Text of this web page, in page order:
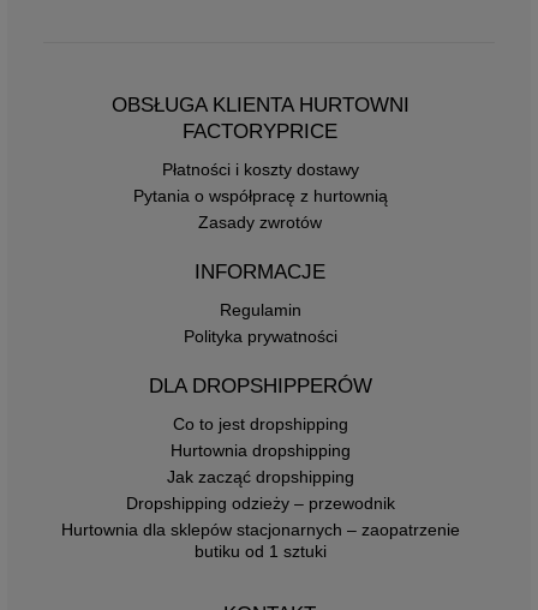
OBSŁUGA KLIENTA HURTOWNI
FACTORYPRICE
Płatności i koszty dostawy
Pytania o współpracę z hurtownią
Zasady zwrotów
INFORMACJE
Regulamin
Polityka prywatności
DLA DROPSHIPPERÓW
Co to jest dropshipping
Hurtownia dropshipping
Jak zacząć dropshipping
Dropshipping odzieży – przewodnik
Hurtownia dla sklepów stacjonarnych – zaopatrzenie
butiku od 1 sztuki